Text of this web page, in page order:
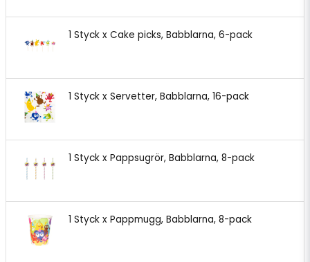
1 Styck x Cake picks, Babblarna, 6-pack
1 Styck x Servetter, Babblarna, 16-pack
1 Styck x Pappsugrör, Babblarna, 8-pack
1 Styck x Pappmugg, Babblarna, 8-pack